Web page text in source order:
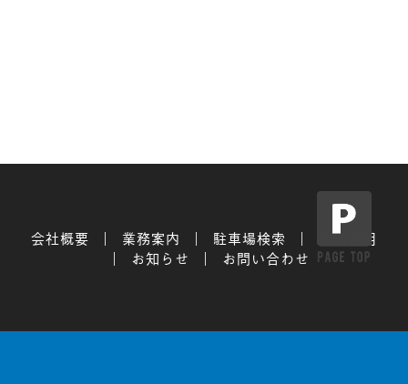
会社概要 業務案内 駐車場検索
土地活用
お知らせ
お問い合わせ